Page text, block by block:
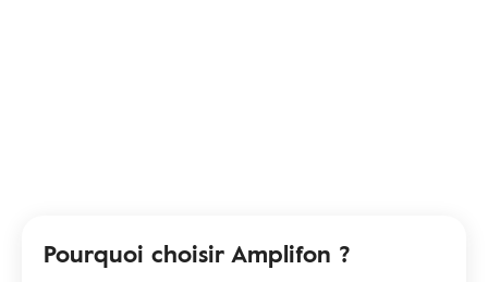
Pourquoi choisir Amplifon ?